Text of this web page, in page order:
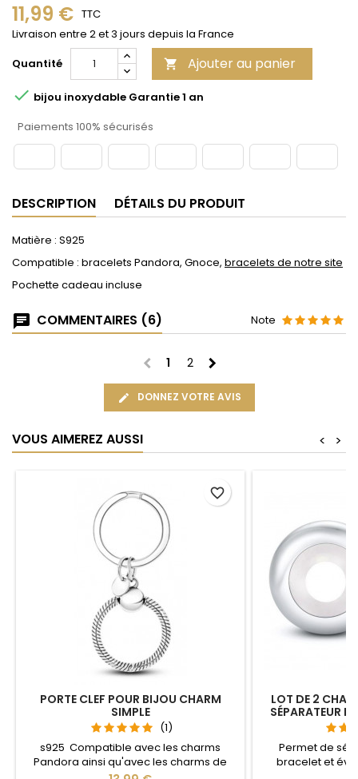
11,99 € TTC
Livraison entre 2 et 3 jours depuis la France
Quantité
 Ajouter au panier
 bijou inoxydable Garantie 1 an
Paiements 100% sécurisés
DESCRIPTION DÉTAILS DU PRODUIT
Matière : S925
Compatible : bracelets Pandora, Gnoce, bracelets de notre site
Pochette cadeau incluse
COMMENTAIRES (6) Note
chevron_left 1 2 chevron_right
DONNEZ VOTRE AVIS
VOUS AIMEREZ AUSSI >
<
PORTE CLEF POUR BIJOU CHARM
SIMPLE
(1)
s925 Compatible avec les charms
Pandora ainsi qu'avec les charms de
favorite_border
LOT DE 2
SÉPARATEUR
Permet de
bracelet et